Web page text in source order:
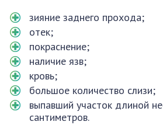
зияние заднего прохода;
отек;
покраснение;
наличие язв;
кровь;
большое количество слизи;
выпавший участок длиной
сантиметров.